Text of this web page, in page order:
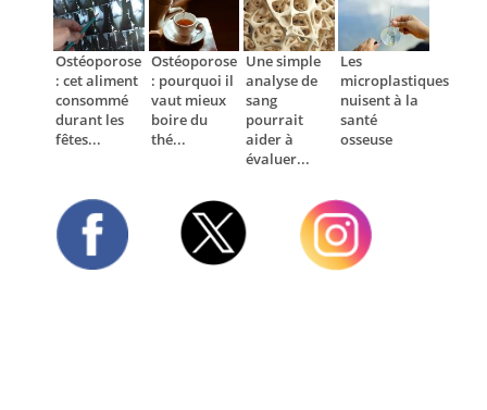
Ostéoporose
: cet aliment
consommé
durant les
fêtes...
Ostéoporose
: pourquoi il
vaut mieux
boire du
thé...
Une simple
analyse de
sang
pourrait
aider à
évaluer...
Les
microplastiques
nuisent à la
santé
osseuse